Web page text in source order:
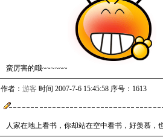
蛮厉害的哦~~~~~~
作者： 游客 时间 2007-7-6 15:45:58 序号：1613
人家在地上看书，你却站在空中看书，好羡慕，